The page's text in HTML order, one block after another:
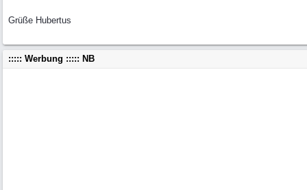
Grüße Hubertus
::::: Werbung ::::: NB